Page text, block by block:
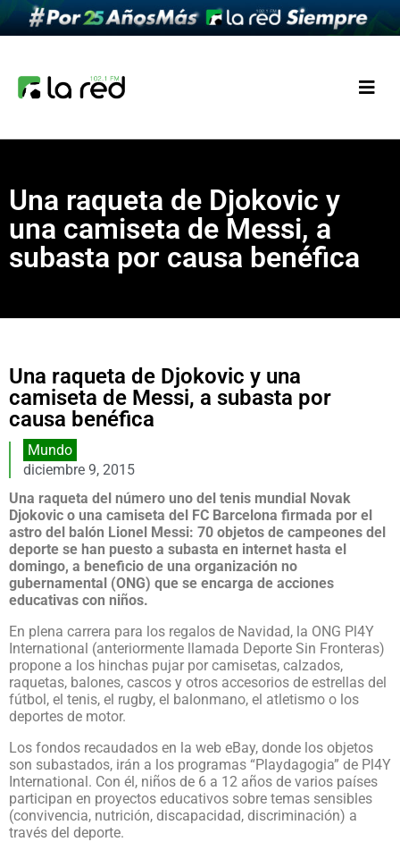
Una raqueta de Djokovic y
una camiseta de Messi, a
subasta por causa benéfica
Una raqueta de Djokovic y una
camiseta de Messi, a subasta por
causa benéfica
Mundo
diciembre 9, 2015
Una raqueta del número uno del tenis mundial Novak
Djokovic o una camiseta del FC Barcelona firmada por el
astro del balón Lionel Messi: 70 objetos de campeones del
deporte se han puesto a subasta en internet hasta el
domingo, a beneficio de una organización no
gubernamental (ONG) que se encarga de acciones
educativas con niños.
En plena carrera para los regalos de Navidad, la ONG Pl4Y
International (anteriormente llamada Deporte Sin Fronteras)
propone a los hinchas pujar por camisetas, calzados,
raquetas, balones, cascos y otros accesorios de estrellas del
fútbol, el tenis, el rugby, el balonmano, el atletismo o los
deportes de motor.
Los fondos recaudados en la web eBay, donde los objetos
son subastados, irán a los programas “Playdagogia” de Pl4Y
International. Con él, niños de 6 a 12 años de varios países
participan en proyectos educativos sobre temas sensibles
(convivencia, nutrición, discapacidad, discriminación) a
través del deporte.